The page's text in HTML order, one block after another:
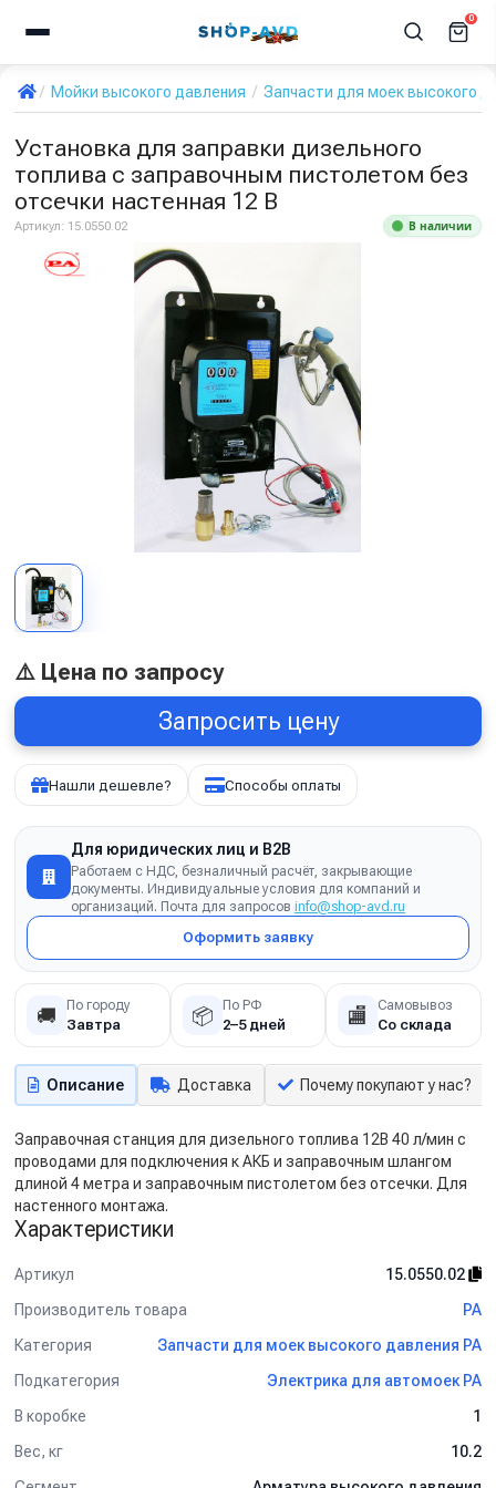
0
Мойки высокого давления Запчасти для моек высокого
Установка для заправки дизельного
топлива с заправочным пистолетом без
отсечки настенная 12 В
Артикул: 15.0550.02 В наличии
⚠️ Цена по запросу
Запросить цену
Нашли дешевле? Способы оплаты
Для юридических лиц и B2B
Работаем с НДС, безналичный расчёт, закрывающие
документы. Индивидуальные условия для компаний и
организаций. Почта для запросов info@shop-avd.ru
Оформить заявку
🚚 По городу
Завтра 📦 По РФ
2–5 дней 🏬 Самовывоз
Со склада
Описание Доставка Почему покупают у нас?
Заправочная станция для дизельного топлива 12В 40 л/мин с
проводами для подключения к АКБ и заправочным шлангом
длиной 4 метра и заправочным пистолетом без отсечки. Для
настенного монтажа.
Характеристики
Артикул
15.0550.02
Производитель товара
PA
Категория
Запчасти для моек высокого давления PA
Подкатегория
Электрика для автомоек PA
В коробке
1
Вес, кг
10.2